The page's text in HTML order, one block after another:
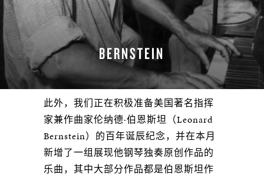
BERNSTEIN
此外，我们正在积极准备美国著名指挥
家兼作曲家伦纳德·伯恩斯坦（Leonard
Bernstein）的百年诞辰纪念，并在本月
新增了一组展现他钢琴独奏原创作品的
乐曲，其中大部分作品都是伯恩斯坦作